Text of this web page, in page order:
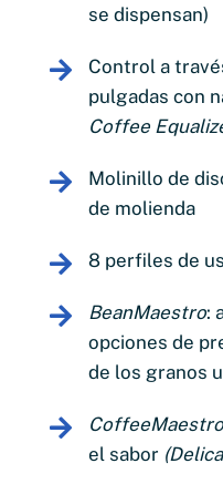
se dispensan)
Control a
pulgadas con
Coffee
Molinillo de
de molienda
8 perfiles de
BeanMaestro:
opciones de
de los granos
CoffeeMaestro
el sabor